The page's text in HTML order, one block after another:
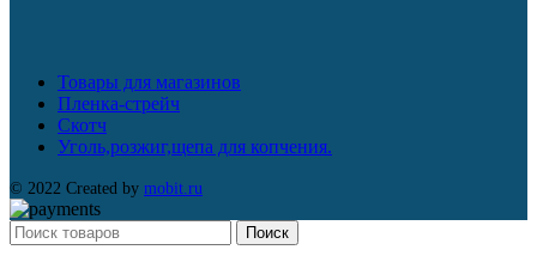
Товары для магазинов
Пленка-стрейч
Скотч
Уголь,розжиг,щепа для копчения.
© 2022 Created by mobit.ru
Поиск